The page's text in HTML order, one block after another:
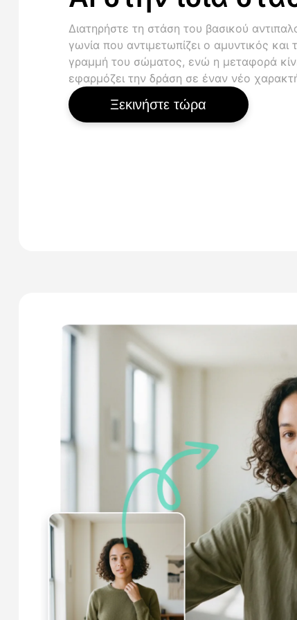
Διατηρήστε τη στάση του βασικού
γωνία που αντιμετωπίζει ο αμυντικός και
γραμμή του σώματος, ενώ η μεταφορά
εφαρμόζει την δράση σε έναν νέο
Ξεκινήστε τώρα